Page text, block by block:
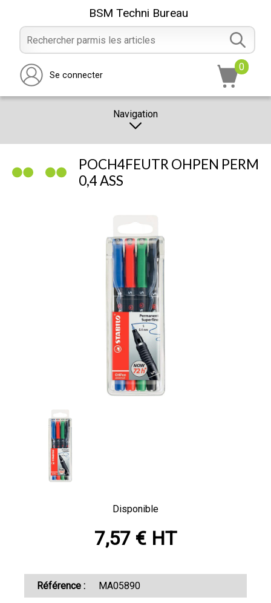
BSM Techni Bureau
Se connecter
0
Navigation
PROMOTION
RÉALISATION
POCH4FEUTR OHPEN PERM
0,4 ASS
Disponible
7,57 € HT
Référence : MA05890